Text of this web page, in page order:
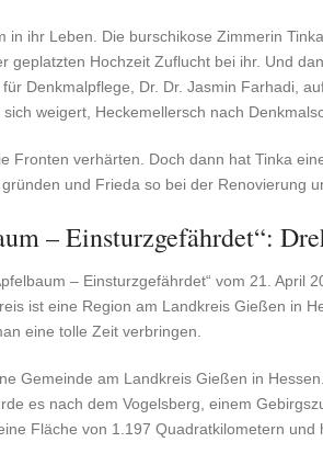
in ihr Leben. Die burschikose Zimmerin
geplatzten Hochzeit Zuflucht bei ihr. Und
Denkmalpflege, Dr. Dr. Jasmin Farhadi,
weigert, Heckemellersch nach
Fronten verhärten. Doch dann hat Tinka
und Frieda so bei der Renovierung
– Einsturzgefährdet“:
– Einsturzgefährdet“ vom 21. April
ist eine Region am Landkreis Gießen in
eine tolle Zeit verbringen.
Gemeinde am Landkreis Gießen in
es nach dem Vogelsberg, einem
Fläche von 1.197 Quadratkilometern und